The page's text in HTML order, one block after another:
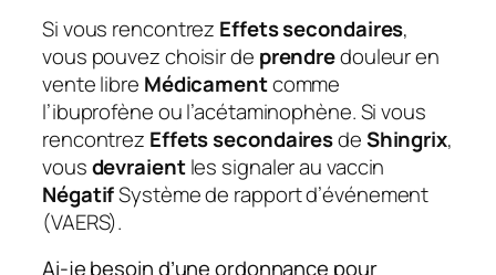
Si vous rencontrez Effets secondaires,
vous pouvez choisir de prendredouleur en
vente libre Médicamentcomme
l’ibuprofène ou l’acétaminophène. Si vous
rencontrez Effets secondairesdeShingrix,
vousdevraientles signaler au vaccin
NégatifSystème de rapport d’événement
(VAERS).
Ai-je besoin d’une ordonnance pour